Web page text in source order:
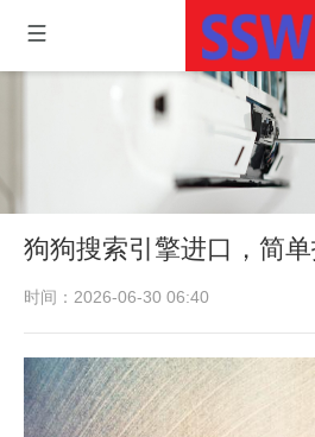
狗狗搜索引擎进口，简
时间：2026-06-30 06:40